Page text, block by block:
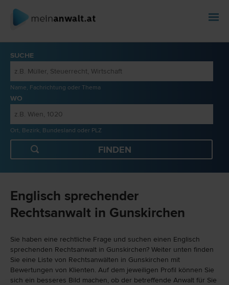
SUCHE
Name, Fachrichtung oder Thema
WO
Ort, Bezirk, Bundesland oder PLZ
Englisch sprechender
Rechtsanwalt in Gunskirchen
Sie haben eine rechtliche Frage und suchen einen Englisch
sprechenden Rechtsanwalt in Gunskirchen? Weiter unten finden
Sie eine Liste von Rechtsanwälten in Gunskirchen mit
Bewertungen von Klienten. Auf dem jeweiligen Profil können Sie
sich ein besseres Bild machen, ob der betreffende Anwalt für Sie